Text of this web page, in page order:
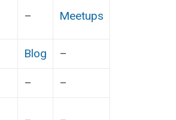
– Meetups
Blog –
– –